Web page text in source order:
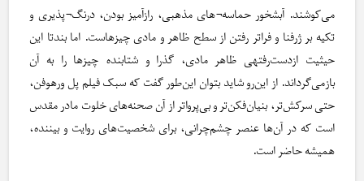
می‌کوشند. آبشخور حماسه¬های مذهبی، رازآمیز بودن، درنگ¬پذیری و
تکیه بر ژرفنا و فراتر رفتن از سطح ظاهر و مادی چیزهاست. اما بندتا این
حیثیت ازدست‌رفتهی ظاهر مادی، گذرا و شتابنده چیزها را به آن
بازمی‌گرداند. از این‌رو شاید بتوان این‌طور گفت که سبک فیلم پل ورهوفن،
حتی سرکش‌تر، بنیان‌فکن‌تر و بی‌پرواتر از آن صحنه‌های خلوت مادر مقدس
است که در آن‌ها عنصر چشم‌چرانی، برای شخصیت‌های روایت و بیننده،
همیشه حاضر است.